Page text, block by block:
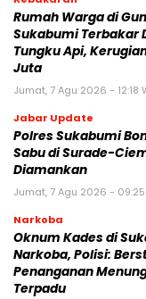
‎Rumah Warga di
Sukabumi Terbakar
Tungku Api,
Juta
Jumat, 7 Agu 2026 - 12:18
Jabar Update
Polres Sukabumi
Sabu di Surade-
Diamankan
Jumat, 7 Agu 2026 - 09:25
Narkoba
Oknum Kades di
Narkoba, Polisi:
Penanganan
Terpadu